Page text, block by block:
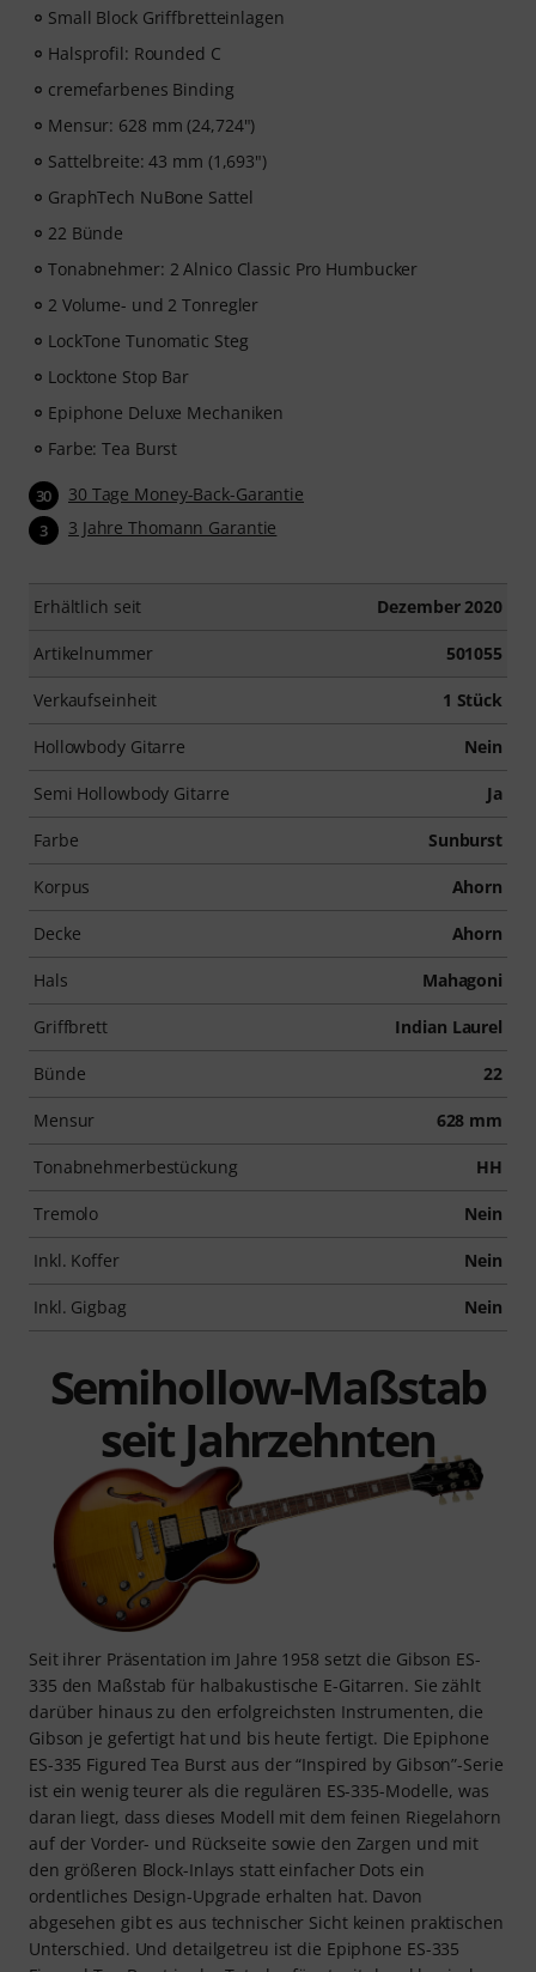
persönlichem Support per Chat, Noten zum
Übungsfunktion, Zeitlupe und weitere Features.
Small Block Griffbretteinlagen
Halsprofil: Rounded C
cremefarbenes Binding
Mensur: 628 mm (24,724")
Sattelbreite: 43 mm (1,693")
GraphTech NuBone Sattel
22 Bünde
Tonabnehmer: 2 Alnico Classic Pro Humbucker
2 Volume- und 2 Tonregler
LockTone Tunomatic Steg
Locktone Stop Bar
Epiphone Deluxe Mechaniken
Farbe: Tea Burst
30 30 Tage Money-Back-Garantie
3 3 Jahre Thomann Garantie
Erhältlich seit Dezember 2020
Artikelnummer 501055
Verkaufseinheit 1 Stück
Hollowbody Gitarre Nein
Semi Hollowbody Gitarre Ja
Farbe Sunburst
Korpus Ahorn
Decke Ahorn
Hals Mahagoni
Griffbrett Indian Laurel
Bünde 22
Mensur 628 mm
Tonabnehmerbestückung HH
Tremolo Nein
Inkl. Koffer Nein
Inkl. Gigbag Nein
Semihollow-Maßstab
seit Jahrzehnten
Seit ihrer Präsentation im Jahre 1958 setzt die Gibson ES-
335 den Maßstab für halbakustische E-Gitarren. Sie zählt
darüber hinaus zu den erfolgreichsten Instrumenten, die
Gibson je gefertigt hat und bis heute fertigt. Die Epiphone
ES-335 Figured Tea Burst aus der “Inspired by Gibson”-Serie
ist ein wenig teurer als die regulären ES-335-Modelle, was
daran liegt, dass dieses Modell mit dem feinen Riegelahorn
auf der Vorder- und Rückseite sowie den Zargen und mit
den größeren Block-Inlays statt einfacher Dots ein
ordentliches Design-Upgrade erhalten hat. Davon
abgesehen gibt es aus technischer Sicht keinen praktischen
Unterschied. Und detailgetreu ist die Epiphone ES-335